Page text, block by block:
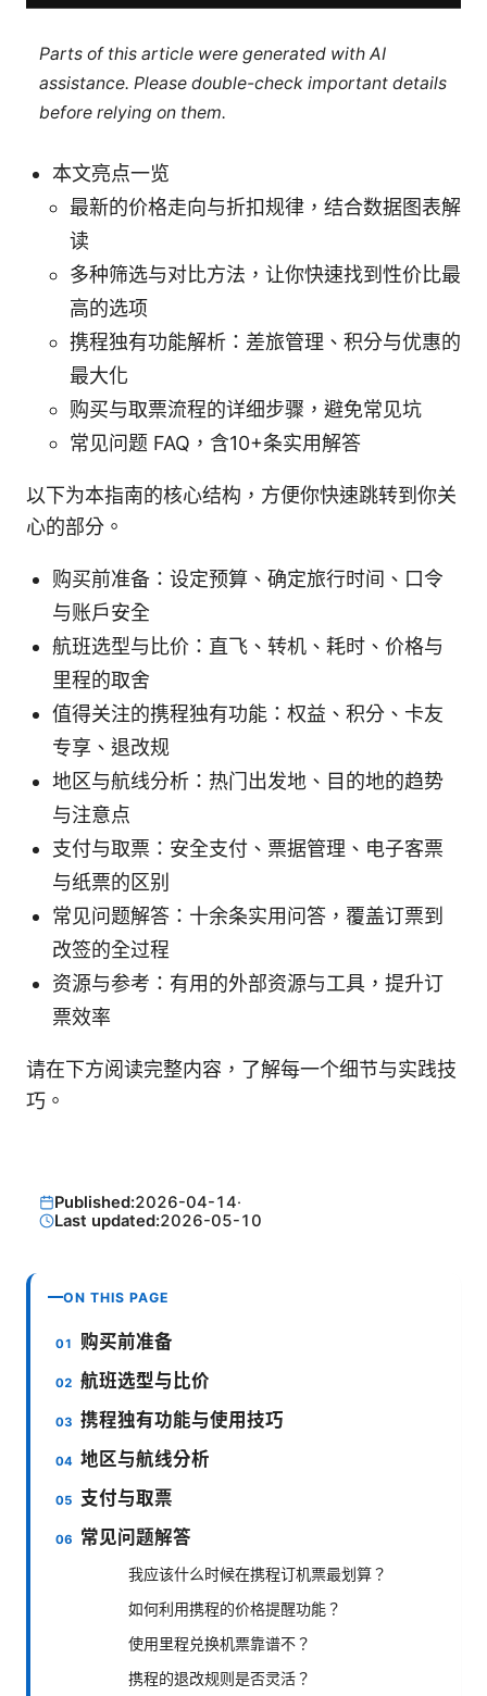
Parts of this article were generated with AI
assistance. Please double-check important details
before relying on them.
本文亮点一览
最新的价格走向与折扣规律，结合数据图表解
读
多种筛选与对比方法，让你快速找到性价比最
高的选项
携程独有功能解析：差旅管理、积分与优惠的
最大化
购买与取票流程的详细步骤，避免常见坑
常见问题 FAQ，含10+条实用解答
以下为本指南的核心结构，方便你快速跳转到你关
心的部分。
购买前准备：设定预算、确定旅行时间、口令
与账户安全
航班选型与比价：直飞、转机、耗时、价格与
里程的取舍
值得关注的携程独有功能：权益、积分、卡友
专享、退改规
地区与航线分析：热门出发地、目的地的趋势
与注意点
支付与取票：安全支付、票据管理、电子客票
与纸票的区别
常见问题解答：十余条实用问答，覆盖订票到
改签的全过程
资源与参考：有用的外部资源与工具，提升订
票效率
请在下方阅读完整内容，了解每一个细节与实践技
巧。
Published:2026-04-14·
Last updated:2026-05-10
ON THIS PAGE
购买前准备
航班选型与比价
携程独有功能与使用技巧
地区与航线分析
支付与取票
常见问题解答
我应该什么时候在携程订机票最划算？
如何利用携程的价格提醒功能？
使用里程兑换机票靠谱不？
携程的退改规则是否灵活？